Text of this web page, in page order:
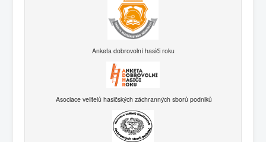
Anketa dobrovolní hasiči roku
Asociace velitelů hasičských záchranných sborů podniků